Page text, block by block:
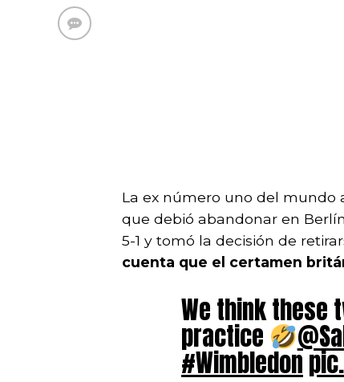
La ex número uno del mundo
que debió abandonar en
5-1 y tomó la decisión de
cuenta que el certamen
We think these
practice
#Wimbledon